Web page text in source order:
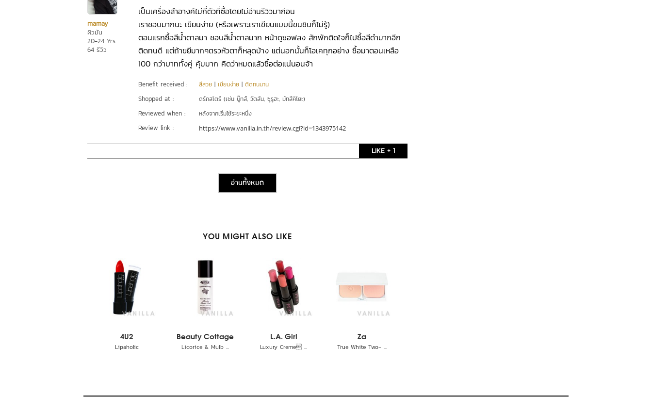
mamay
ผิวมัน
20-24 Yrs
64 รีวิว
เป็นเครื่องสำอางค์ไม่กี่ตัวที่ซื้อโดยไม่อ่านรีวิวมาก่อน
เราชอบมากนะ เขียนง่าย (หรือเพราะเราเขียนแบบนี้ขนชินก็ไม่รู้)
ตอนแรกซื้อสีน้ำตาลมา ชอบสีน้ำตาลมาก หน้าดูซอฟลง สักพักติดใจก็ไปซื้อสีดำมากอีก
ติดทนดี แต่ถ้าขยีมากๆตรวหัวตาก็หลุดบ้าง แต่นอกนั้นก็โอเคทุกอย่าง ซื้อมาตอนเหลือ
100 กว่าบาททั้งคู่ คุ้มมาก คิดว่าหมดแล้วซื้อต่อแน่นอนจ้า
Benefit received : สีสวย | เขียนง่าย | ติดทนนาน
Shopped at : ดรักสโตร์ (เช่น บู๊ทส์, วัตสัน, ซูรูฮะ, มัทสึคิโยะ)
Reviewed when : หลังจากเริ่มใช้ระยะหนึ่ง
Review link : https://www.vanilla.in.th/review.cgi?id=1343975142
LIKE + 1
อ่านทั้งหมด
YOU MIGHT ALSO LIKE
4U2
Lipaholic
Beauty Cottage
Licorice & Mulb ...
L.A. Girl
Luxury Creme ...
Za
True White Two- ...